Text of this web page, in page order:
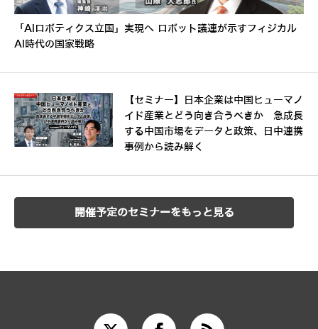
「AIロボティクス立国」実現へ ロボット議連が示すフィジカル
AI時代の国家戦略
【セミナー】日本企業は中国ヒューマノ
イド産業とどう向き合うべきか 急成長
する中国市場をデータと政策、日中連携
事例から読み解く
開催予定のセミナーをもっと見る